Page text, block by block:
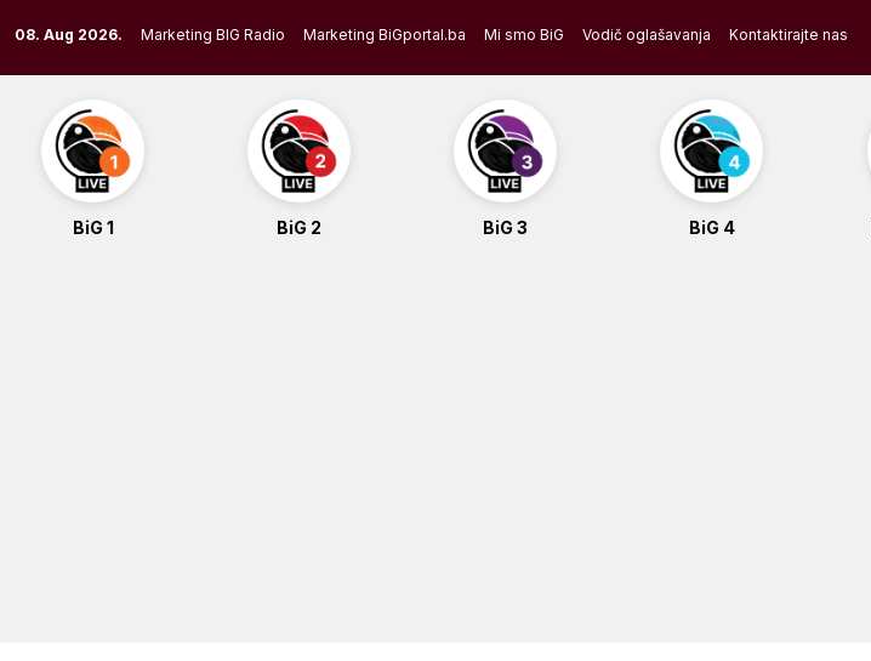
to
content
08. Aug 2026. Marketing BIG Radio Marketing BiGportal.ba Mi smo BiG Vodič oglašavanja Kontaktirajte nas
BiG 1 BiG 2 BiG 3 BiG 4